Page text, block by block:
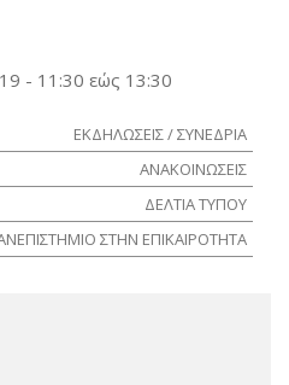
- 11:30 εώς 13:30
ΕΚΔΗΛΩΣΕΙΣ / ΣΥΝΕΔΡΙΑ
ΑΝΑΚΟΙΝΩΣΕΙΣ
ΔΕΛΤΙΑ ΤΥΠΟΥ
ΣΤΗΝ ΕΠΙΚΑΙΡΟΤΗΤΑ